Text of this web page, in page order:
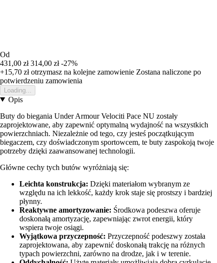
Od
431,00 zł 314,00 zł -27%
+15,70 złotrzymasz na kolejne zamowienie Zostana naliczone po
potwierdzeniu zamowienia
Loading...
Opis
Buty do biegania Under Armour Velociti Pace NU zostały
zaprojektowane, aby zapewnić optymalną wydajność na wszystkich
powierzchniach. Niezależnie od tego, czy jesteś początkującym
biegaczem, czy doświadczonym sportowcem, te buty zaspokoją twoje
potrzeby dzięki zaawansowanej technologii.
Główne cechy tych butów wyróżniają się:
Leichta konstrukcja: Dzięki materiałom wybranym ze
względu na ich lekkość, każdy krok staje się prostszy i bardziej
płynny.
Reaktywne amortyzowanie: Środkowa podeszwa oferuje
doskonałą amortyzację, zapewniając zwrot energii, który
wspiera twoje osiągi.
Wyjątkowa przyczepność: Przyczepność podeszwy została
zaprojektowana, aby zapewnić doskonałą trakcję na różnych
typach powierzchni, zarówno na drodze, jak i w terenie.